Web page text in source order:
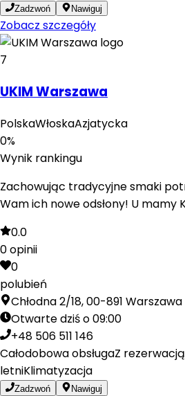
Zadzwoń Nawiguj
Zobacz szczegóły
7
UKIM Warszawa
PolskaWłoskaAzjatycka
0%
Wynik rankingu
Zachowując tradycyjne smaki
Wam ich nowe odsłony! U mamy
0.0
0opinii
0
polubień
Chłodna 2/18, 00-891 Warszawa
Otwarte dziś o 09:00
+48 506 511 146
Całodobowa obsługaZ rezerwacją
letniKlimatyzacja
Zadzwoń Nawiguj